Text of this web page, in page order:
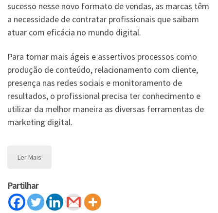
sucesso nesse novo formato de vendas, as marcas têm
a necessidade de contratar profissionais que saibam
atuar com eficácia no mundo digital.
Para tornar mais ágeis e assertivos processos como
produção de conteúdo, relacionamento com cliente,
presença nas redes sociais e monitoramento de
resultados, o profissional precisa ter conhecimento e
utilizar da melhor maneira as diversas ferramentas de
marketing digital.
Ler Mais
Partilhar